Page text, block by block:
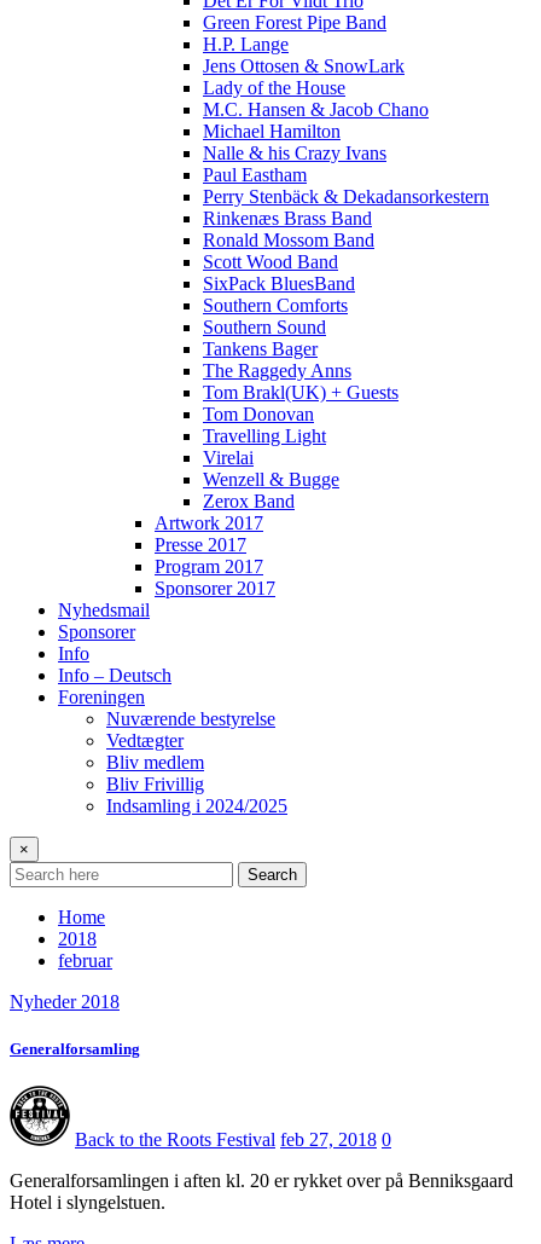
Green Forest Pipe Band
H.P. Lange
Jens Ottosen & SnowLark
Lady of the House
M.C. Hansen & Jacob Chano
Michael Hamilton
Nalle & his Crazy Ivans
Paul Eastham
Perry Stenbäck & Dekadansorkestern
Rinkenæs Brass Band
Ronald Mossom Band
Scott Wood Band
SixPack BluesBand
Southern Comforts
Southern Sound
Tankens Bager
The Raggedy Anns
Tom Brakl(UK) + Guests
Tom Donovan
Travelling Light
Virelai
Wenzell & Bugge
Zerox Band
Artwork 2017
Presse 2017
Program 2017
Sponsorer 2017
Nyhedsmail
Sponsorer
Info
Info – Deutsch
Foreningen
Nuværende bestyrelse
Vedtægter
Bliv medlem
Bliv Frivillig
Indsamling i 2024/2025
×
Search
Home
2018
februar
Nyheder 2018
Generalforsamling
Back to the Roots Festival feb 27, 2018 0
Generalforsamlingen i aften kl. 20 er rykket over på Benniksgaard
Hotel i slyngelstuen.